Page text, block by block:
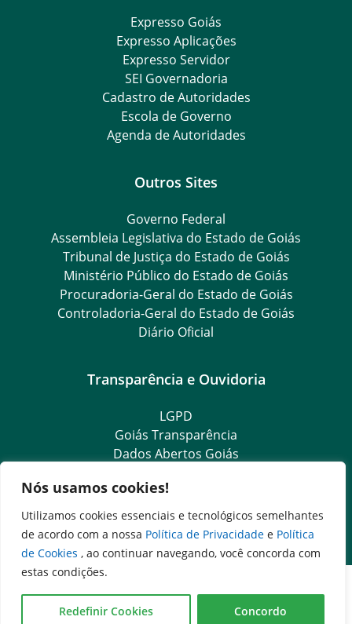
Nós usamos cookies!
Utilizamos cookies essenciais e tecnológicos semelhantes
de acordo com a nossa Política de Privacidade e Política
de Cookies , ao continuar navegando, você concorda com
estas condições.
Redefinir Cookies Concordo
Expresso Goiás
Expresso Aplicações
Expresso Servidor
SEI Governadoria
Cadastro de Autoridades
Escola de Governo
Agenda de Autoridades
Outros Sites
Governo Federal
Assembleia Legislativa do Estado de Goiás
Tribunal de Justiça do Estado de Goiás
Ministério Público do Estado de Goiás
Procuradoria-Geral do Estado de Goiás
Controladoria-Geral do Estado de Goiás
Diário Oficial
Transparência e Ouvidoria
LGPD
Goiás Transparência
Dados Abertos Goiás
e-SIC – Serviço Eletrônico de Informação ao Cidadão
Ouvidoria Setorial (Expresso)
Ouvidoria Setorial (Presencial)